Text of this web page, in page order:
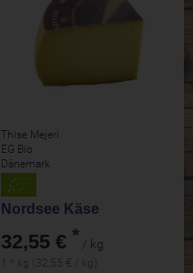
Thise Mejeri
EG Bio
Dänemark
Nordsee Käse
32,55 € * / kg
1 * kg (32,55 € / kg)